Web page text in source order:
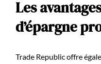
Les
d’épargne
Trade Republic offre